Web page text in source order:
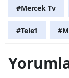
#Mercek Tv
#Tele1